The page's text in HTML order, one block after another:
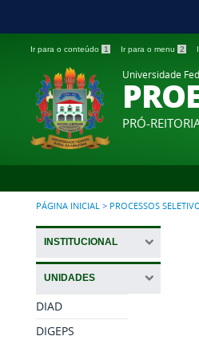
Ir para o conteúdo 1 Ir para o menu 2
Universidade
PRÓ-
PÁGINA INICIAL > PROCESSOS
INSTITUCIONAL
UNIDADES
DIAD
DIGEPS